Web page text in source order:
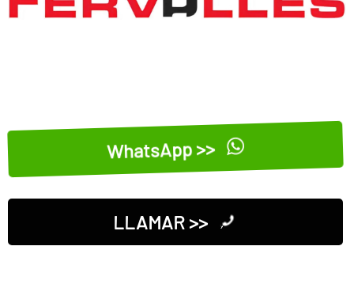
WhatsApp >>
LLAMAR >>